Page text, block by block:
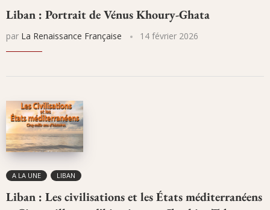
Liban : Portrait de Vénus Khoury-Ghata
par La Renaissance Française 14 février 2026
A LA UNE LIBAN
Liban : Les civilisations et les États méditerranéens